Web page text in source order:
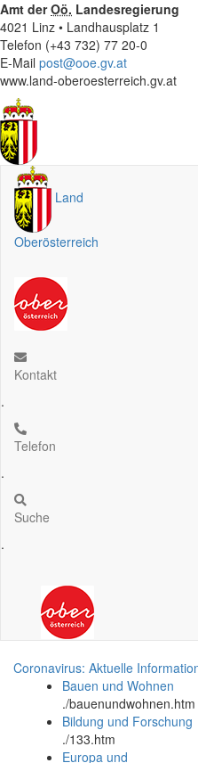
Amt derOö. Landesregierung
4021 Linz • Landhausplatz 1
Telefon (+43 732) 77 20-0
E-Mail post@ooe.gv.at
www.land-oberoesterreich.gv.at
Land
Oberösterreich
Kontakt
.
Telefon
.
Suche
.
Coronavirus: Aktuelle
Bauen und Wohnen
./bauenundwohnen.htm
Bildung und Forschung
./133.htm
Europa und